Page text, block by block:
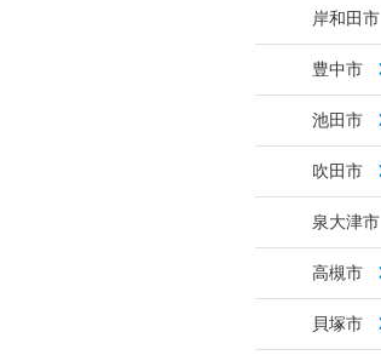
岸和田市
豊中市
池田市
吹田市
泉大津市
高槻市
貝塚市